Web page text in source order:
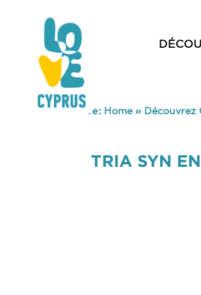
You are here: Home» Découvrez
TRIA SYN